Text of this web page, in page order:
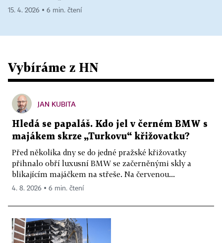
15. 4. 2026 ▪ 6 min. čtení
Vybíráme z HN
JAN KUBITA
Hledá se papaláš. Kdo jel v černém BMW s
majákem skrze „Turkovu“ křižovatku?
Před několika dny se do jedné pražské křižovatky
přihnalo obří luxusní BMW se začerněnými skly a
blikajícím majáčkem na střeše. Na červenou...
4. 8. 2026 ▪ 6 min. čtení